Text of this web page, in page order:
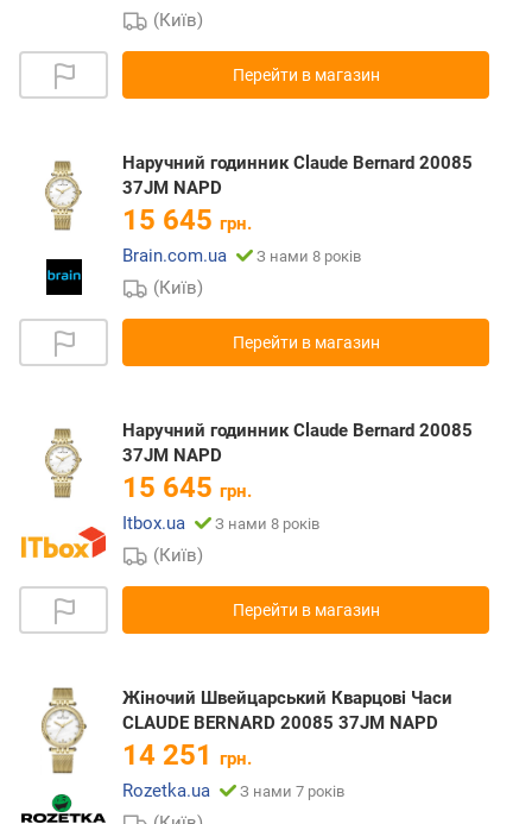
(Київ)
Перейти в магазин
Наручний годинник Claude Bernard 20085
37JM NAPD
15 645 грн.
Brain.com.ua
З нами 8 років
(Київ)
Перейти в магазин
Наручний годинник Claude Bernard 20085
37JM NAPD
15 645 грн.
Itbox.ua
З нами 8 років
(Київ)
Перейти в магазин
Жіночий Швейцарський Кварцові Часи
CLAUDE BERNARD 20085 37JM NAPD
14 251 грн.
Rozetka.ua
З нами 7 років